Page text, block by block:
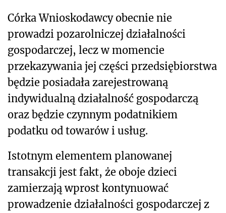
Córka Wnioskodawcy obecnie nie
prowadzi pozarolniczej działalności
gospodarczej, lecz w momencie
przekazywania jej części przedsiębiorstwa
będzie posiadała zarejestrowaną
indywidualną działalność gospodarczą
oraz będzie czynnym podatnikiem
podatku od towarów i usług.
Istotnym elementem planowanej
transakcji jest fakt, że oboje dzieci
zamierzają wprost kontynuować
prowadzenie działalności gospodarczej z